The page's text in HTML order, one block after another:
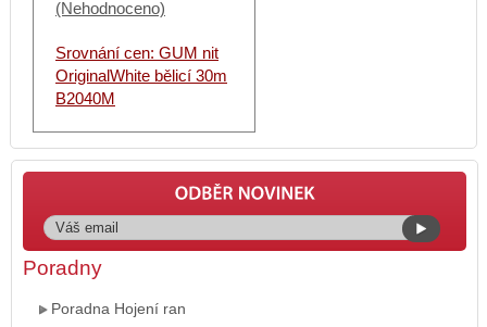
(Nehodnoceno)
Srovnání cen: GUM nit
OriginalWhite bělicí 30m
B2040M
Poradny
Poradna Hojení ran